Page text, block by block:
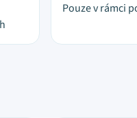
Pouze v rámci